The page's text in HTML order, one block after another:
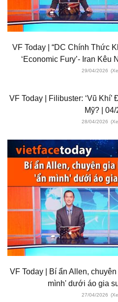
VF Today | “DC Chính Thức
‘Economic Fury’- Iran Kêu
29/04/2026
VF Today | Filibuster: ‘Vũ
Mỹ? |
28/04/2026
VF Today | Bí ẩn Allen,
mình' dưới áo gia
27/04/2026